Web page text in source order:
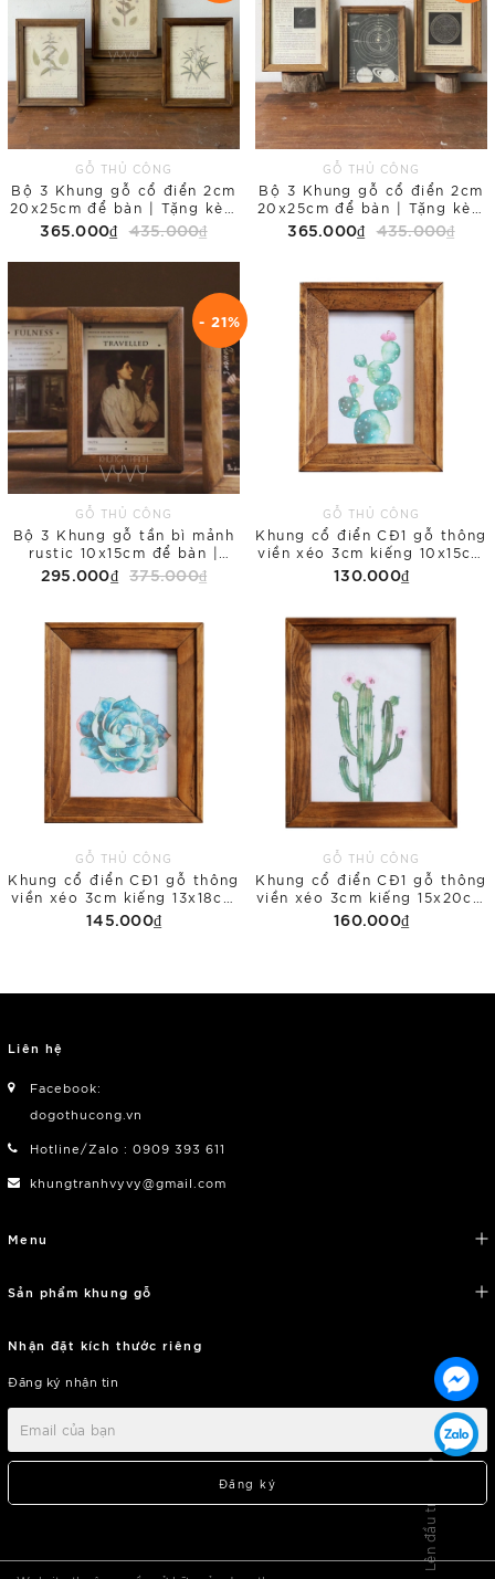
GỖ THỦ CÔNG
Bộ 3 Khung gỗ cổ điển 2cm
20x25cm để bàn | Tặng kèm
tranh in Floral
365.000₫ 435.000₫
GỖ THỦ CÔNG
Bộ 3 Khung gỗ cổ điển 2cm
20x25cm để bàn | Tặng kèm
tranh in Galaxy
365.000₫ 435.000₫
- 21%
GỖ THỦ CÔNG
Bộ 3 Khung gỗ tần bì mảnh
rustic 10x15cm để bàn |
Tặng kèm tranh in Romance
295.000₫ 375.000₫
GỖ THỦ CÔNG
Khung cổ điển CĐ1 gỗ thông
viền xéo 3cm kiếng 10x15cm
để bàn
130.000₫
GỖ THỦ CÔNG
Khung cổ điển CĐ1 gỗ thông
viền xéo 3cm kiếng 13x18cm
để bàn
145.000₫
GỖ THỦ CÔNG
Khung cổ điển CĐ1 gỗ thông
viền xéo 3cm kiếng 15x20cm
để bàn
160.000₫
Liên hệ
Facebook:
dogothucong.vn
Hotline/Zalo : 0909 393 611
khungtranhvyvy@gmail.com
Menu
Sản phẩm khung gỗ
Nhận đặt kích thước riêng
Đăng ký nhận tin
Đăng ký Lên đầu trang